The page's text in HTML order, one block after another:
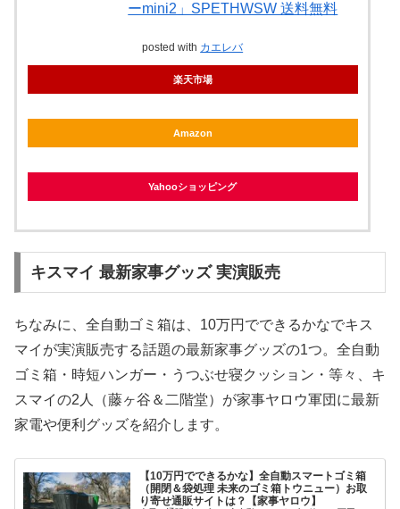
ーmini2」SPETHWSW 送料無料
posted with カエレバ
楽天市場
Amazon
Yahooショッピング
キスマイ 最新家事グッズ 実演販売
ちなみに、全自動ゴミ箱は、10万円でできるかなでキス
マイが実演販売する話題の最新家事グッズの1つ。全自動
ゴミ箱・時短ハンガー・うつぶせ寝クッション・等々、キ
スマイの2人（藤ヶ谷＆二階堂）が家事ヤロウ軍団に最新
家電や便利グッズを紹介します。
【10万円でできるかな】全自動スマートゴミ箱
（開閉＆袋処理 未来のゴミ箱トウニュー）お取
り寄せ通販サイトは？【家事ヤロウ】